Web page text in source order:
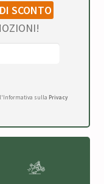
SCONTO
l'Informativa sulla Privacy